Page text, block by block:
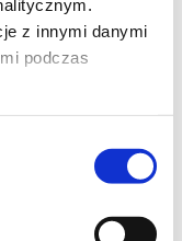
z innymi danymi
podczas
menu.
przystosowanych
z lodu — goście
ostrożności